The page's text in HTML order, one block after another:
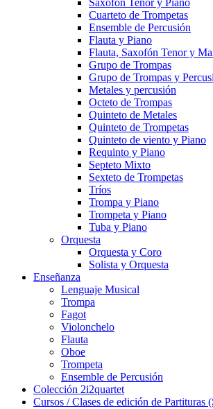
Saxofón Tenor y Piano
Cuarteto de Trompetas
Ensemble de Percusión
Flauta y Piano
Flauta, Saxofón Tenor y
Grupo de Trompas
Grupo de Trompas y
Metales y percusión
Octeto de Trompas
Quinteto de Metales
Quinteto de Trompetas
Quinteto de viento y Piano
Requinto y Piano
Septeto Mixto
Sexteto de Trompetas
Tríos
Trompa y Piano
Trompeta y Piano
Tuba y Piano
Orquesta
Orquesta y Coro
Solista y Orquesta
Enseñanza
Lenguaje Musical
Trompa
Fagot
Violonchelo
Flauta
Oboe
Trompeta
Ensemble de Percusión
Colección 2i2quartet
Cursos / Clases de edición de Partituras